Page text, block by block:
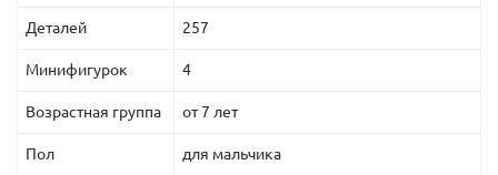
Деталей 257
Минифигурок 4
Возрастная группа от 7 лет
Пол для мальчика